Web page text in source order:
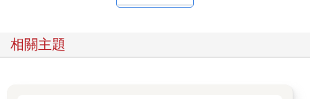
了很有威嚴的表情。
相關主題